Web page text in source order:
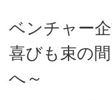
ベンチャー
喜びも束の
へ～